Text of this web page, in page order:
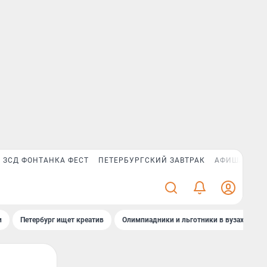
ЗСД ФОНТАНКА ФЕСТ ПЕТЕРБУРГСКИЙ ЗАВТРАК АФИША PLUS
Петербург ищет креатив Олимпиадники и льготники в вузах СПб